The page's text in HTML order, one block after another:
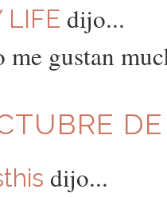
LIFE dijo...
gustan
dijo...